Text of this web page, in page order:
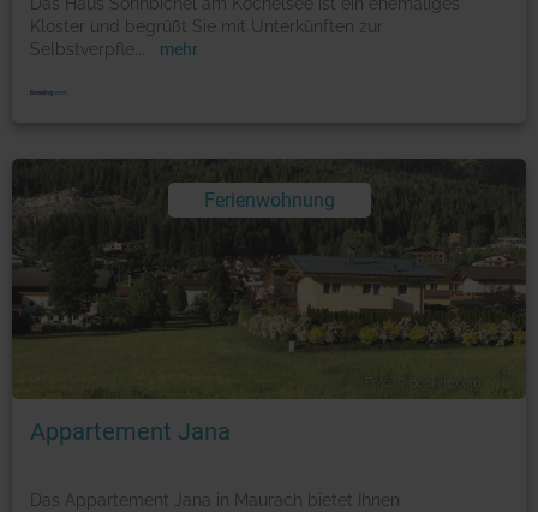
Das Haus Sonnbichel am Kochelsee ist ein ehemaliges
Kloster und begrüßt Sie mit Unterkünften zur
Selbstverpfle
mehr
Ferienwohnung
Foto: © booking.com
Appartement Jana
Das Appartement Jana in Maurach bietet Ihnen